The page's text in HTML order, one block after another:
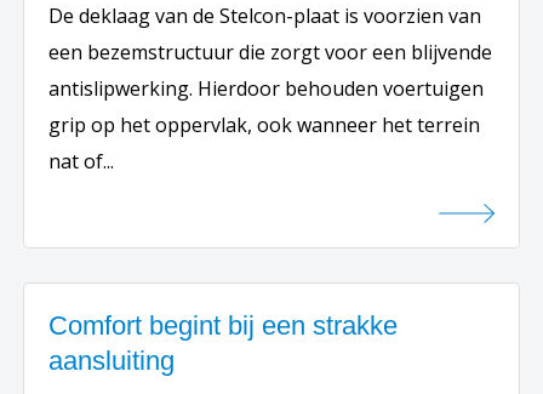
De deklaag van de Stelcon-plaat is voorzien van
een bezemstructuur die zorgt voor een blijvende
antislipwerking. Hierdoor behouden voertuigen
grip op het oppervlak, ook wanneer het terrein
nat of...
Comfort begint bij een strakke
aansluiting